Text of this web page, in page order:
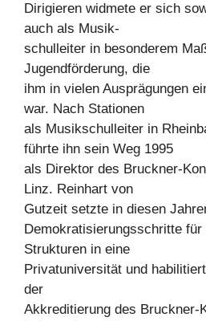
Dirigieren widmete er sich
auch als Musik-
schulleiter in besonderem
Jugendförderung, die
ihm in vielen Ausprägungen
war. Nach Stationen
als Musikschulleiter in
führte ihn sein Weg 1995
als Direktor des Bruckner-
Linz. Reinhart von
Gutzeit setzte in diesen
Demokratisierungsschritte für
Strukturen in eine
Privatuniversität und
der
Akkreditierung des Bruckner-